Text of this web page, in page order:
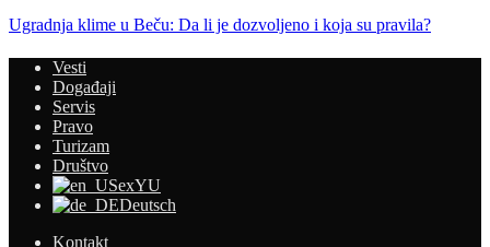
Ugradnja klime u Beču: Da li je dozvoljeno i koja su pravila?
Vesti
Događaji
Servis
Pravo
Turizam
Društvo
exYU
Deutsch
Kontakt